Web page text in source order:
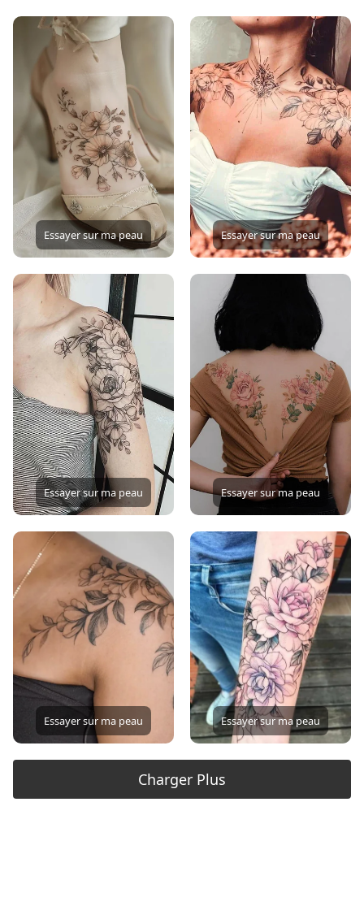
Essayer sur ma peau Essayer sur ma peau
Essayer sur ma peau Essayer sur ma peau
Essayer sur ma peau Essayer sur ma peau
Charger Plus